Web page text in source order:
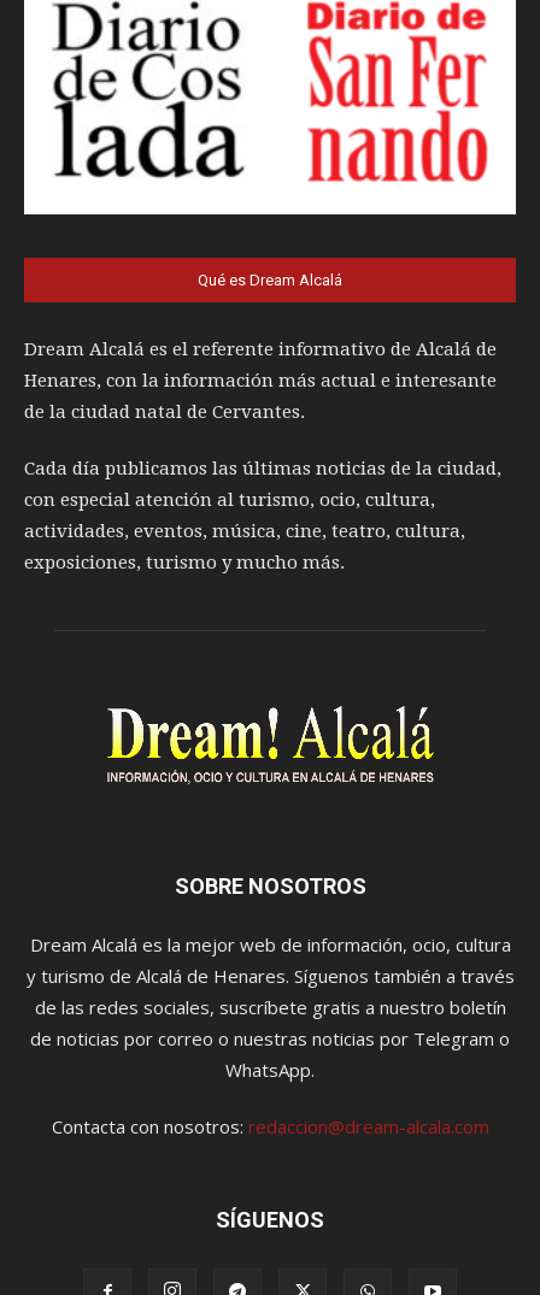
Qué es Dream Alcalá
Dream Alcalá es el referente informativo de Alcalá de
Henares, con la información más actual e interesante
de la ciudad natal de Cervantes.
Cada día publicamos las últimas noticias de la ciudad,
con especial atención al turismo, ocio, cultura,
actividades, eventos, música, cine, teatro, cultura,
exposiciones, turismo y mucho más.
SOBRE NOSOTROS
Dream Alcalá es la mejor web de información, ocio, cultura
y turismo de Alcalá de Henares. Síguenos también a través
de las redes sociales, suscríbete gratis a nuestro boletín
de noticias por correo o nuestras noticias por Telegram o
WhatsApp.
Contacta con nosotros: redaccion@dream-alcala.com
SÍGUENOS